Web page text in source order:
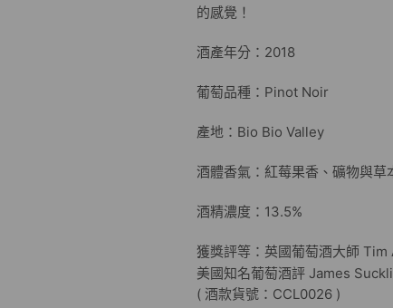
的感覺！
酒產年分：2018
葡萄品種：Pinot Noir
產地：Bio Bio Valley
酒體香氣：紅莓果香、礦物與草
酒精濃度：13.5%
獲獎評等：英國葡萄酒大師 Tim
美國知名葡萄酒評 James
( 酒款貨號：CCL0026 )